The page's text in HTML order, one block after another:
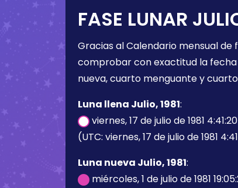
FASE LUNAR
Gracias al Calendario mensual de
comprobar con exactitud la fecha
nueva, cuarto menguante y
Luna llena Julio, 1981:
viernes, 17 de julio de 1981
(UTC: viernes, 17 de julio de 1981
Luna nueva Julio, 1981:
miércoles, 1 de julio de 1981